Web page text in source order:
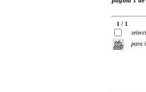
1 / 1
para